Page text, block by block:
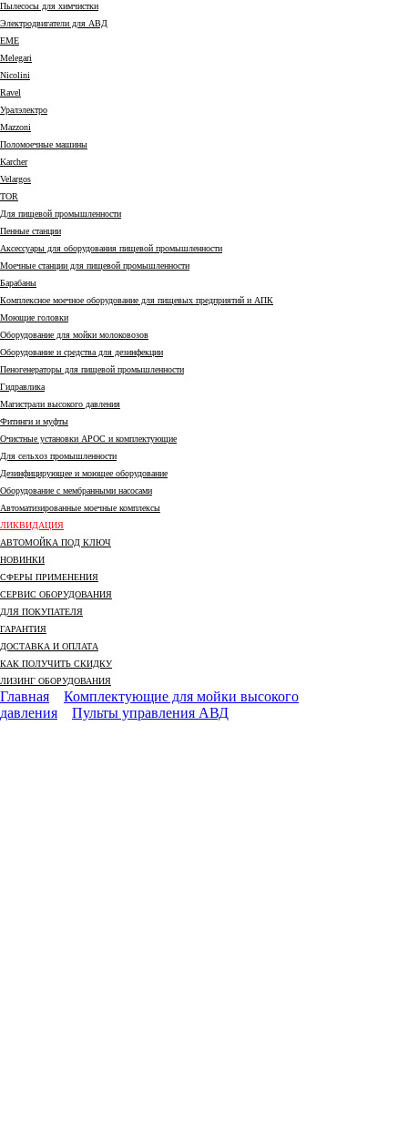
Пылесосы для химчистки
Электродвигатели для АВД
EME
Melegari
Nicolini
Ravel
Уралэлектро
Mazzoni
Поломоечные машины
Karcher
Velargos
TOR
Для пищевой промышленности
Пенные станции
Аксессуары для оборудования пищевой промышленности
Моечные станции для пищевой промышленности
Барабаны
Комплексное моечное оборудование для пищевых предприятий и АПК
Моющие головки
Оборудование для мойки молоковозов
Оборудование и средства для дезинфекции
Пеногенераторы для пищевой промышленности
Гидравлика
Магистрали высокого давления
Фитинги и муфты
Очистные установки АРОС и комплектующие
Для сельхоз промышленности
Дезинфицирующее и моющее оборудование
Оборудование с мембранными насосами
Автоматизированные моечные комплексы
ЛИКВИДАЦИЯ
АВТОМОЙКА ПОД КЛЮЧ
НОВИНКИ
СФЕРЫ ПРИМЕНЕНИЯ
СЕРВИС ОБОРУДОВАНИЯ
ДЛЯ ПОКУПАТЕЛЯ
ГАРАНТИЯ
ДОСТАВКА И ОПЛАТА
КАК ПОЛУЧИТЬ СКИДКУ
ЛИЗИНГ ОБОРУДОВАНИЯ
Главная
Комплектующие для мойки высокого
давления
Пульты управления АВД